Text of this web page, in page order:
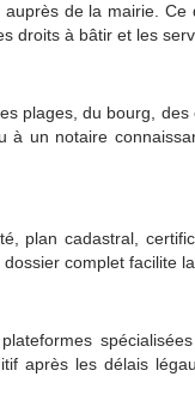
de la mairie.
droits à bâtir et les
plages, du bourg,
un notaire
plan cadastral,
complet facilite
après les délais